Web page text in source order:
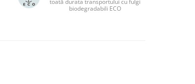
toată durata transportului cu fulgi
biodegradabili ECO